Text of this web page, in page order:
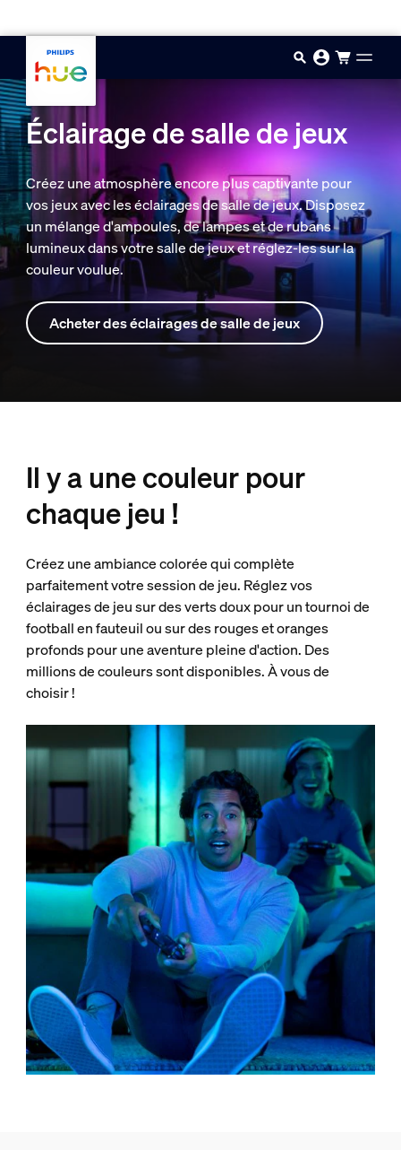
Éclairage de salle de jeux
Créez une atmosphère encore plus captivante pour
vos jeux avec les éclairages de salle de jeux. Disposez
un mélange d'ampoules, de lampes et de rubans
lumineux dans votre salle de jeux et réglez-les sur la
couleur voulue.
Acheter des éclairages de salle de jeux
Il y a une couleur pour
chaque jeu !
Créez une ambiance colorée qui complète
parfaitement votre session de jeu. Réglez vos
éclairages de jeu sur des verts doux pour un tournoi de
football en fauteuil ou sur des rouges et oranges
profonds pour une aventure pleine d'action. Des
millions de couleurs sont disponibles. À vous de
choisir !